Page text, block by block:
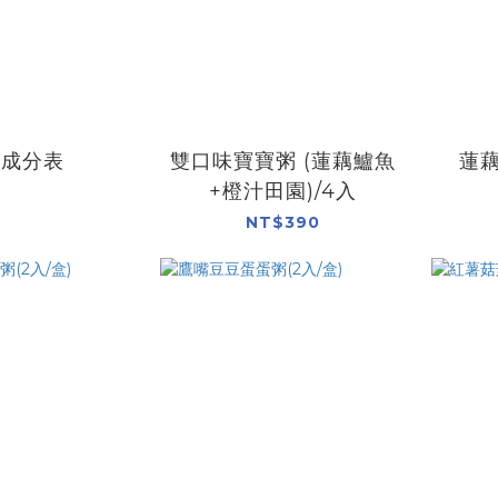
分表
雙口味寶寶粥 (蓮藕鱸魚
+橙汁田園)/4入
NT$390
蓮